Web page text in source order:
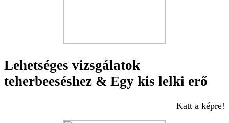
Lehetséges vizsgálatok
teherbeeséshez & Egy kis lelki erő
Katt a képre!